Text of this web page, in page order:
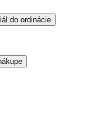
do ordinácie